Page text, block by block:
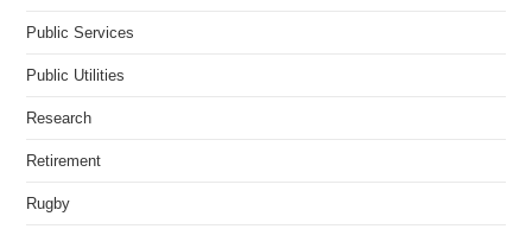
Public Services
Public Utilities
Research
Retirement
Rugby